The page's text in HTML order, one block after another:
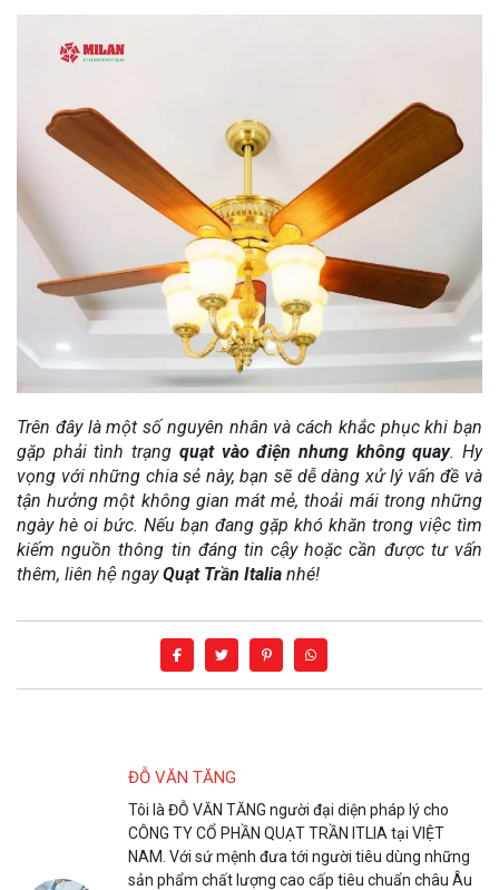
Trên đây là một số nguyên nhân và cách khắc phục khi bạn
gặp phải tình trạng quạt vào điện nhưng không quay. Hy
vọng với những chia sẻ này, bạn sẽ dễ dàng xử lý vấn đề và
tận hưởng một không gian mát mẻ, thoải mái trong những
ngày hè oi bức. Nếu bạn đang gặp khó khăn trong việc tìm
kiếm nguồn thông tin đáng tin cậy hoặc cần được tư vấn
thêm, liên hệ ngayQuạt Trần Italia nhé!
ĐỖ VĂN TĂNG
Tôi là ĐỖ VĂN TĂNG người đại diện pháp lý cho
CÔNG TY CỔ PHẦN QUẠT TRẦN ITLIA tại VIỆT
NAM. Với sứ mệnh đưa tới người tiêu dùng những
sản phẩm chất lượng cao cấp tiêu chuẩn châu Âu